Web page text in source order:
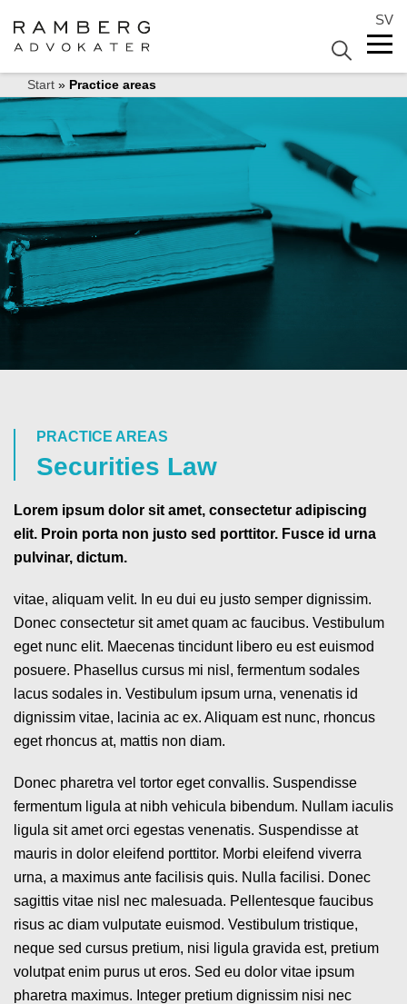
SV
Start » Practice areas
PRACTICE AREAS
Securities Law
Lorem ipsum dolor sit amet, consectetur adipiscing
elit. Proin porta non justo sed porttitor. Fusce id urna
pulvinar, dictum.
vitae, aliquam velit. In eu dui eu justo semper dignissim.
Donec consectetur sit amet quam ac faucibus. Vestibulum
eget nunc elit. Maecenas tincidunt libero eu est euismod
posuere. Phasellus cursus mi nisl, fermentum sodales
lacus sodales in. Vestibulum ipsum urna, venenatis id
dignissim vitae, lacinia ac ex. Aliquam est nunc, rhoncus
eget rhoncus at, mattis non diam.
Donec pharetra vel tortor eget convallis. Suspendisse
fermentum ligula at nibh vehicula bibendum. Nullam iaculis
ligula sit amet orci egestas venenatis. Suspendisse at
mauris in dolor eleifend porttitor. Morbi eleifend viverra
urna, a maximus ante facilisis quis. Nulla facilisi. Donec
sagittis vitae nisl nec malesuada. Pellentesque faucibus
risus ac diam vulputate euismod. Vestibulum tristique,
neque sed cursus pretium, nisi ligula gravida est, pretium
volutpat enim purus ut eros. Sed eu dolor vitae ipsum
pharetra maximus. Integer pretium dignissim nisi nec